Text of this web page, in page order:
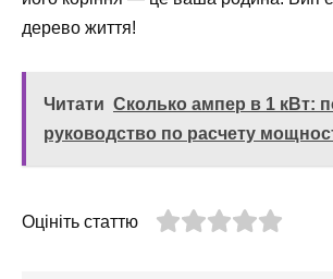
дерево життя!
Читати Сколько ампер в 1 кВт:
руководство по расчету
Оцініть статтю